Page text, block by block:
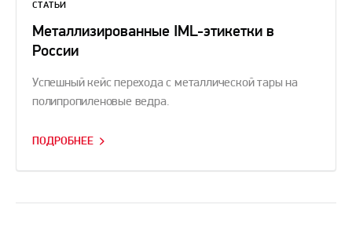
СТАТЬИ
Металлизированные IML-этикетки в
России
Успешный кейс перехода с металлической тары на
полипропиленовые ведра.
ПОДРОБНЕЕ